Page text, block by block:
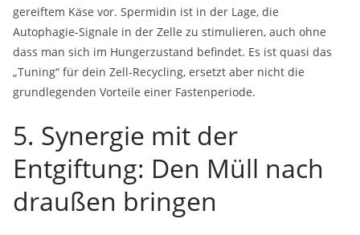
gereiftem Käse vor. Spermidin ist in der Lage, die
Autophagie-Signale in der Zelle zu stimulieren, auch ohne
dass man sich im Hungerzustand befindet. Es ist quasi das
„Tuning“ für dein Zell-Recycling, ersetzt aber nicht die
grundlegenden Vorteile einer Fastenperiode.
5. Synergie mit der
Entgiftung: Den Müll nach
draußen bringen